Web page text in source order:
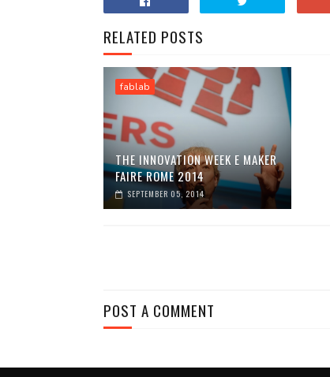
RELATED POSTS
fablab
THE INNOVATION WEEK E MAKER
FAIRE ROME 2014
SEPTEMBER 05, 2014
POST A COMMENT